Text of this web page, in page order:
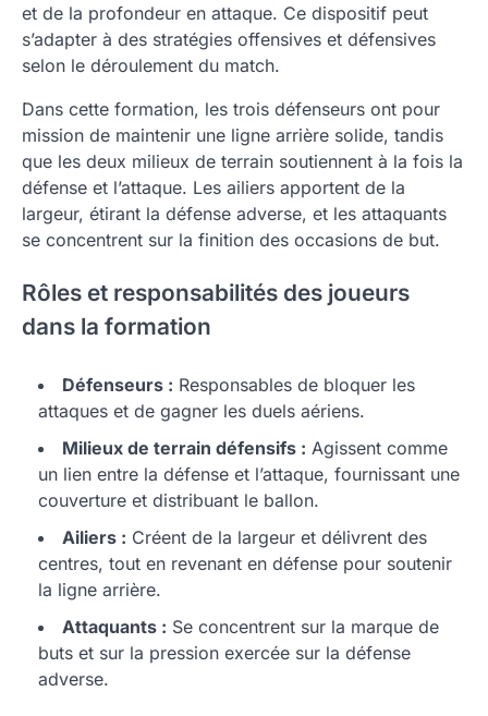
et de la profondeur en attaque. Ce dispositif peut
s’adapter à des stratégies offensives et défensives
selon le déroulement du match.
Dans cette formation, les trois défenseurs ont pour
mission de maintenir une ligne arrière solide, tandis
que les deux milieux de terrain soutiennent à la fois la
défense et l’attaque. Les ailiers apportent de la
largeur, étirant la défense adverse, et les attaquants
se concentrent sur la finition des occasions de but.
Rôles et responsabilités des joueurs
dans la formation
Défenseurs : Responsables de bloquer les
attaques et de gagner les duels aériens.
Milieux de terrain défensifs : Agissent comme
un lien entre la défense et l’attaque, fournissant une
couverture et distribuant le ballon.
Ailiers : Créent de la largeur et délivrent des
centres, tout en revenant en défense pour soutenir
la ligne arrière.
Attaquants : Se concentrent sur la marque de
buts et sur la pression exercée sur la défense
adverse.